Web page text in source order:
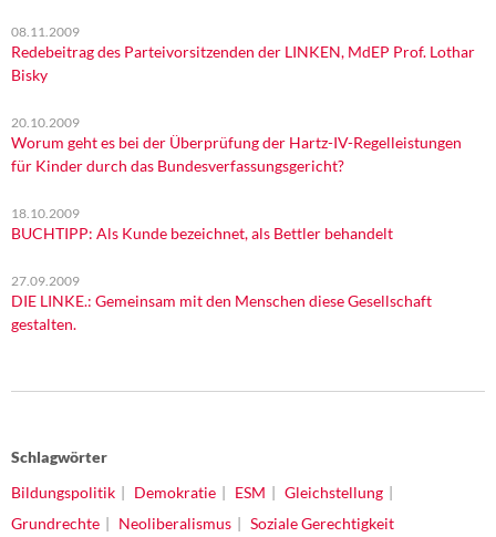
08.11.2009
Redebeitrag des Parteivorsitzenden der LINKEN, MdEP Prof. Lothar
Bisky
20.10.2009
Worum geht es bei der Überprüfung der Hartz-IV-Regelleistungen
für Kinder durch das Bundesverfassungsgericht?
18.10.2009
BUCHTIPP: Als Kunde bezeichnet, als Bettler behandelt
27.09.2009
DIE LINKE.: Gemeinsam mit den Menschen diese Gesellschaft
gestalten.
Schlagwörter
Bildungspolitik
Demokratie ESM
Gleichstellung
Grundrechte
Neoliberalismus Soziale Gerechtigkeit